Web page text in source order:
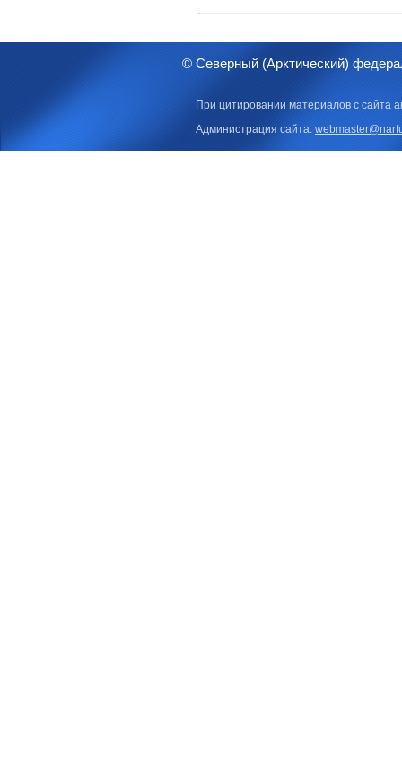
© Северный (Арктический)
При цитировании материалов с сайта
Администрация сайта: